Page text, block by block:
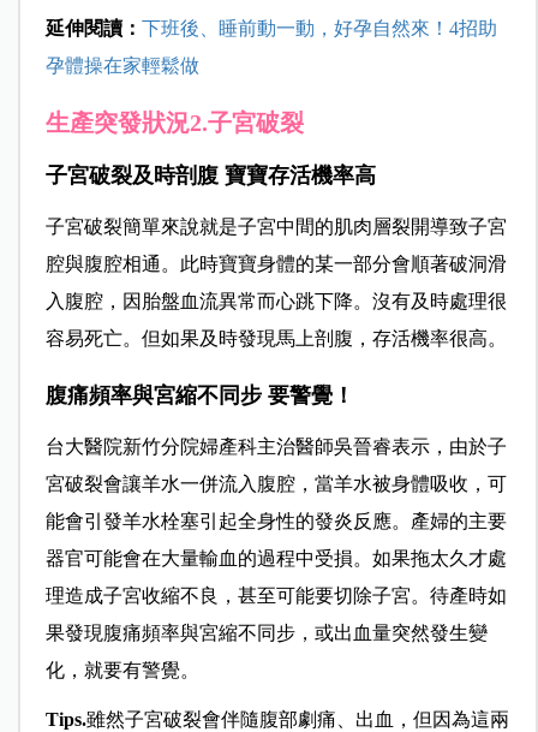
延伸閱讀： 下班後、睡前動一動，好孕自然來！4招助
孕體操在家輕鬆做
生產突發狀況2.子宮破裂
子宮破裂及時剖腹 寶寶存活機率高
子宮破裂簡單來說就是子宮中間的肌肉層裂開導致子宮
腔與腹腔相通。此時寶寶身體的某一部分會順著破洞滑
入腹腔，因胎盤血流異常而心跳下降。沒有及時處理很
容易死亡。但如果及時發現馬上剖腹，存活機率很高。
腹痛頻率與宮縮不同步 要警覺！
台大醫院新竹分院婦產科主治醫師吳晉睿表示，由於子
宮破裂會讓羊水一併流入腹腔，當羊水被身體吸收，可
能會引發羊水栓塞引起全身性的發炎反應。產婦的主要
器官可能會在大量輸血的過程中受損。如果拖太久才處
理造成子宮收縮不良，甚至可能要切除子宮。待產時如
果發現腹痛頻率與宮縮不同步，或出血量突然發生變
化，就要有警覺。
Tips.雖然子宮破裂會伴隨腹部劇痛、出血，但因為這兩